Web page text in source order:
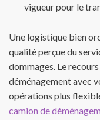
vigueur pour le
Une logistique bien
qualité perçue du
dommages. Le
déménagement avec
opérations plus
camion de